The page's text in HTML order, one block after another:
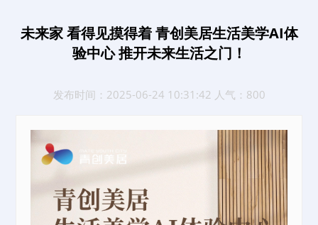
未来家 看得见摸得着 青创美居生活美学AI体
验中心 推开未来生活之门！
发布时间：2025-06-24 10:31:42 人气：800